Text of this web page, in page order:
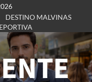
DESTINO MALVINAS